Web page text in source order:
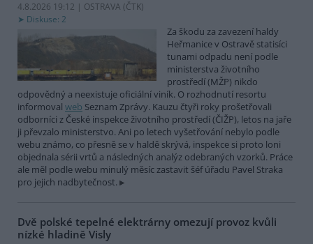
4.8.2026 19:12 | OSTRAVA (ČTK)
Diskuse: 2
Za škodu za zavezení haldy
Heřmanice v Ostravě statisíci
tunami odpadu není podle
ministerstva životního
prostředí (MŽP) nikdo
odpovědný a neexistuje oficiální viník. O rozhodnutí resortu
informoval web Seznam Zprávy. Kauzu čtyři roky prošetřovali
odborníci z České inspekce životního prostředí (ČIŽP), letos na jaře
ji převzalo ministerstvo. Ani po letech vyšetřování nebylo podle
webu známo, co přesně se v haldě skrývá, inspekce si proto loni
objednala sérii vrtů a následných analýz odebraných vzorků. Práce
ale měl podle webu minulý měsíc zastavit šéf úřadu Pavel Straka
pro jejich nadbytečnost.
Dvě polské tepelné elektrárny omezují provoz kvůli
nízké hladině Visly